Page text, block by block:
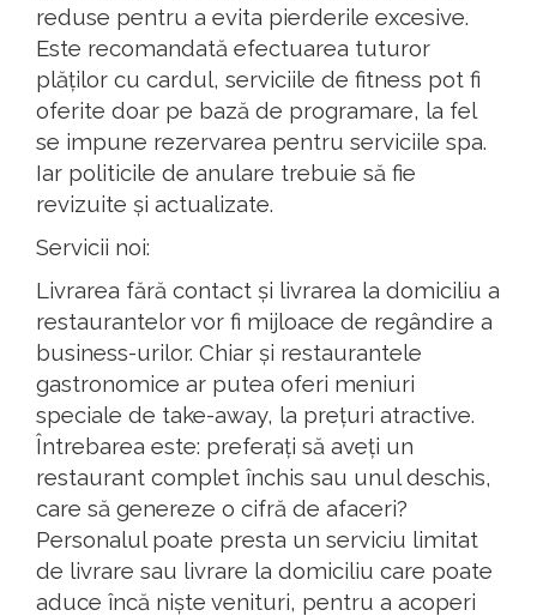
reduse pentru a evita pierderile excesive.
Este recomandată efectuarea tuturor
plăților cu cardul, serviciile de fitness pot fi
oferite doar pe bază de programare, la fel
se impune rezervarea pentru serviciile spa.
Iar politicile de anulare trebuie să fie
revizuite și actualizate.
Servicii noi:
Livrarea fără contact și livrarea la domiciliu a
restaurantelor vor fi mijloace de regândire a
business-urilor. Chiar și restaurantele
gastronomice ar putea oferi meniuri
speciale de take-away, la prețuri atractive.
Întrebarea este: preferați să aveți un
restaurant complet închis sau unul deschis,
care să genereze o cifră de afaceri?
Personalul poate presta un serviciu limitat
de livrare sau livrare la domiciliu care poate
aduce încă niște venituri, pentru a acoperi